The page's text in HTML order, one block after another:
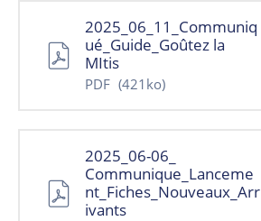
2025_06_11_Communiq
ué_Guide_Goûtez la
MItis
PDF (421ko)
2025_06-06_
Communique_Lanceme
nt_Fiches_Nouveaux_Arr
ivants